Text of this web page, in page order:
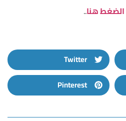
الضغط هنا..
Twitter
Pinterest